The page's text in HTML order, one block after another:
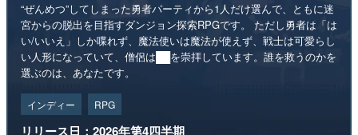
“ぜんめつ”してしまった勇者パーティから1人だけ選んで、ともに迷
宮からの脱出を目指すダンジョン探索RPGです。 ただし勇者は「は
い/いいえ」しか喋れず、魔法使いは魔法が使えず、戦士は可愛らし
い人形になっていて、僧侶は██を崇拝しています。誰を救うのかを
選ぶのは、あなたです。
インディー RPG
リリース日：2026年第4四半期